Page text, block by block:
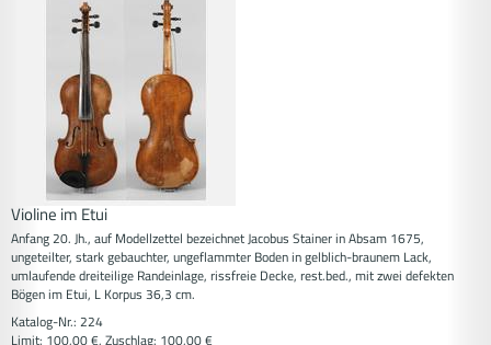
Violine im Etui
Anfang 20. Jh., auf Modellzettel bezeichnet Jacobus Stainer in Absam 1675,
ungeteilter, stark gebauchter, ungeflammter Boden in gelblich-braunem Lack,
umlaufende dreiteilige Randeinlage, rissfreie Decke, rest.bed., mit zwei defekten
Bögen im Etui, L Korpus 36,3 cm.
Katalog-Nr.: 224
Limit: 100,00 €, Zuschlag: 100,00 €